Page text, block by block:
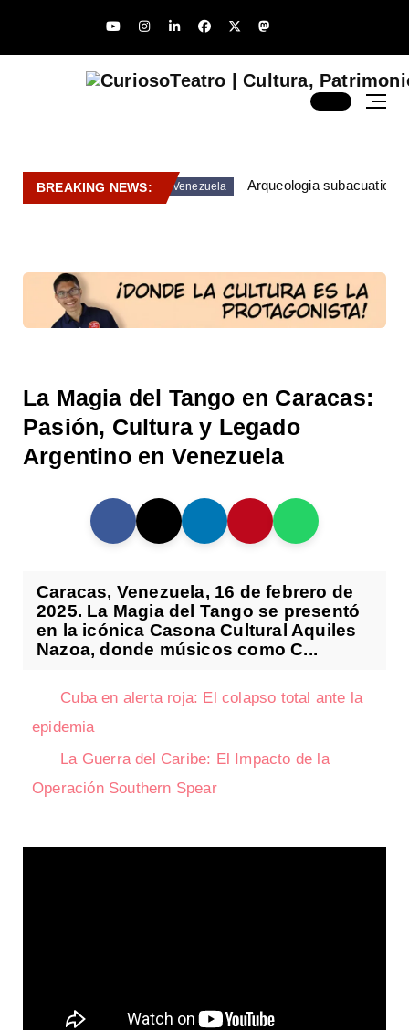
BREAKING NEWS: Venezuela Arqueologia subacuatica
La Magia del Tango en Caracas:
Pasión, Cultura y Legado
Argentino en Venezuela
Caracas, Venezuela, 16 de febrero de
2025. La Magia del Tango se presentó
en la icónica Casona Cultural Aquiles
Nazoa, donde músicos como C...
Cuba en alerta roja: El colapso total ante la
epidemia
La Guerra del Caribe: El Impacto de la
Operación Southern Spear